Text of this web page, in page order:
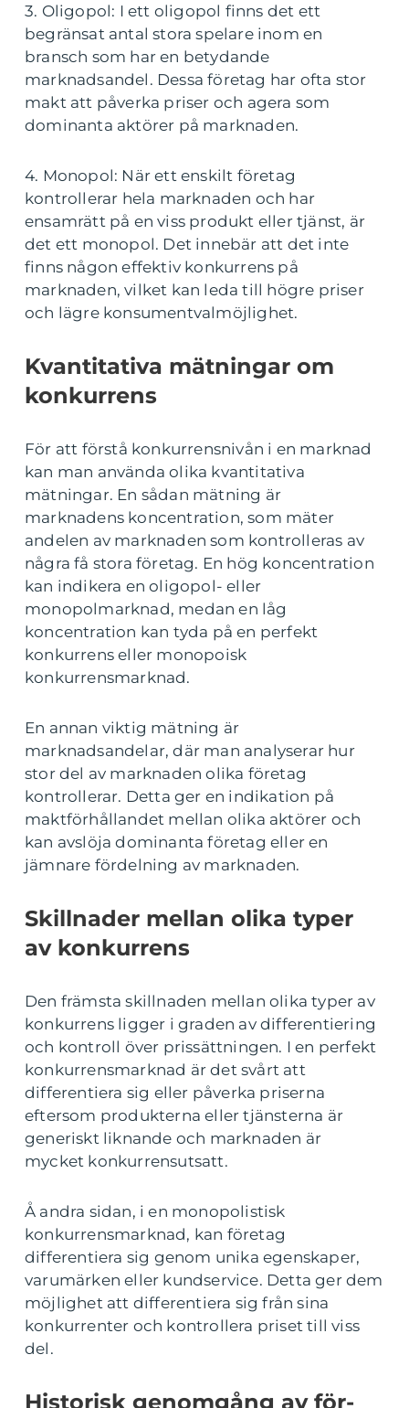
3. Oligopol: I ett oligopol finns det ett
begränsat antal stora spelare inom en
bransch som har en betydande
marknadsandel. Dessa företag har ofta stor
makt att påverka priser och agera som
dominanta aktörer på marknaden.
4. Monopol: När ett enskilt företag
kontrollerar hela marknaden och har
ensamrätt på en viss produkt eller tjänst, är
det ett monopol. Det innebär att det inte
finns någon effektiv konkurrens på
marknaden, vilket kan leda till högre priser
och lägre konsumentvalmöjlighet.
Kvantitativa mätningar om
konkurrens
För att förstå konkurrensnivån i en marknad
kan man använda olika kvantitativa
mätningar. En sådan mätning är
marknadens koncentration, som mäter
andelen av marknaden som kontrolleras av
några få stora företag. En hög koncentration
kan indikera en oligopol- eller
monopolmarknad, medan en låg
koncentration kan tyda på en perfekt
konkurrens eller monopoisk
konkurrensmarknad.
En annan viktig mätning är
marknadsandelar, där man analyserar hur
stor del av marknaden olika företag
kontrollerar. Detta ger en indikation på
maktförhållandet mellan olika aktörer och
kan avslöja dominanta företag eller en
jämnare fördelning av marknaden.
Skillnader mellan olika typer
av konkurrens
Den främsta skillnaden mellan olika typer av
konkurrens ligger i graden av differentiering
och kontroll över prissättningen. I en perfekt
konkurrensmarknad är det svårt att
differentiera sig eller påverka priserna
eftersom produkterna eller tjänsterna är
generiskt liknande och marknaden är
mycket konkurrensutsatt.
Å andra sidan, i en monopolistisk
konkurrensmarknad, kan företag
differentiera sig genom unika egenskaper,
varumärken eller kundservice. Detta ger dem
möjlighet att differentiera sig från sina
konkurrenter och kontrollera priset till viss
del.
Historisk genomgång av för-